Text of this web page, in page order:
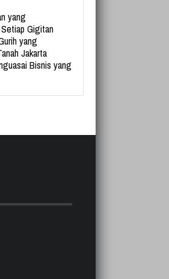
yang
Gigitan
yang
Jakarta
Bisnis yang